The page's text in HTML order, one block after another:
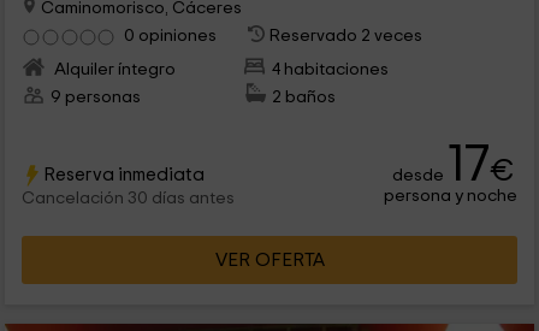
Caminomorisco, Cáceres
0 opiniones
Reservado 2 veces
Alquiler íntegro
4 habitaciones
9 personas
2 baños
Reserva inmediata
Cancelación 30 días antes
desde 17€
persona y noche
VER OFERTA